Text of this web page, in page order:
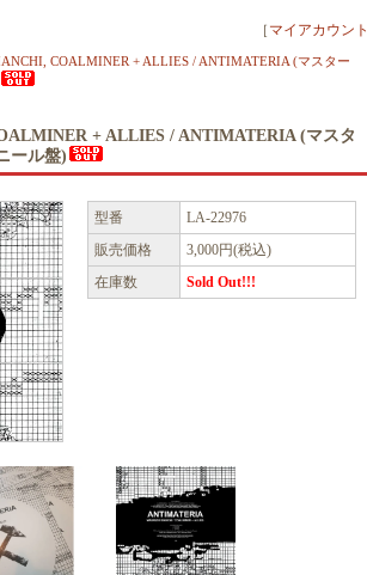
［ マイアカウント
COALMINER + ALLIES / ANTIMATERIA (マスター
+ ALLIES / ANTIMATERIA (マスタ
ール盤)
型番
LA-22976
販売価格
3,000円(税込)
在庫数
Sold Out!!!